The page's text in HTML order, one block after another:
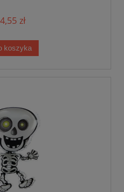
4,55 zł
koszyka